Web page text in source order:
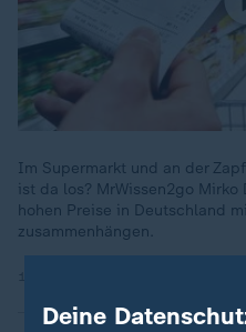
Im Supermarkt und an der
ist da los? MrWissen2go
hohen Preise in Deutschland
zusammenhängen.
Deine